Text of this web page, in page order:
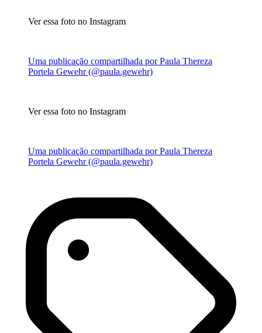
Ver essa foto no Instagram
Uma publicação compartilhada por Paula Thereza
Portela Gewehr (@paula.gewehr)
Ver essa foto no Instagram
Uma publicação compartilhada por Paula Thereza
Portela Gewehr (@paula.gewehr)